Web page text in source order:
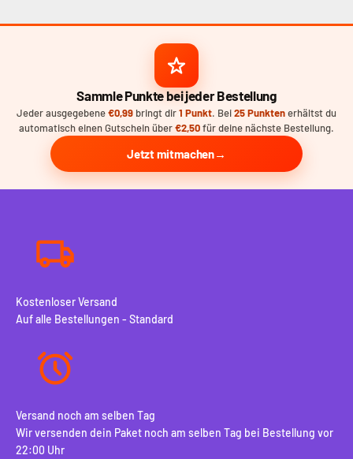
Sammle Punkte bei jeder Bestellung
Jeder ausgegebene€0,99 bringt dir1 Punkt. Bei25 Punktenerhältst du
automatisch einen Gutschein über€2,50für deine nächste Bestellung.
Jetzt mitmachen
Kostenloser Versand
Auf alle Bestellungen - Standard
Versand noch am selben Tag
Wir versenden dein Paket noch am selben Tag bei Bestellung vor
22:00 Uhr